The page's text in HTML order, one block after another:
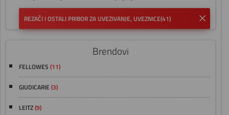
REZAČI I OSTALI PRIBOR ZA UVEZIVANJE, UVEZNICE(41)
Brendovi
FELLOWES (11)
GIUDICARIE (3)
LEITZ(9)